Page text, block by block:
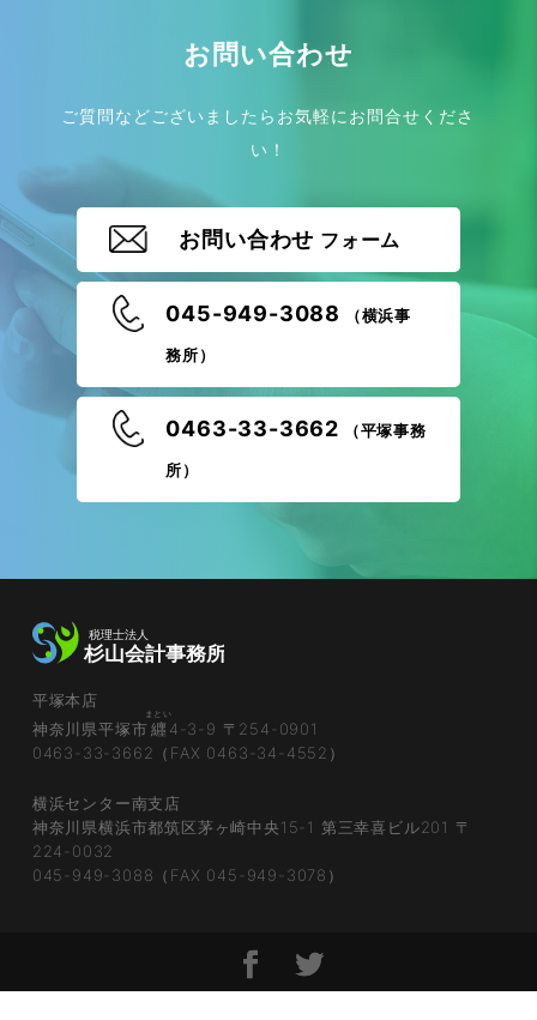
お問い合わせ
ご質問などございましたらお気軽にお問合せくださ
い！
お問い合わせ フォーム
045-949-3088 （横浜事
務所）
0463-33-3662 （平塚事務
所）
平塚本店
神奈川県平塚市纒
まとい
4-3-9 〒254-0901
0463-33-3662（FAX 0463-34-4552）
横浜センター南支店
神奈川県横浜市都筑区茅ヶ崎中央15-1 第三幸喜ビル201 〒
224-0032
045-949-3088（FAX 045-949-3078）